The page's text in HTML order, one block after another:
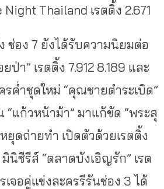
Thailand เรตติ้ง 2.671
ช่อง 7 ยังได้รับความนิยมต่อ
ป่า” เรตติ้ง 7.912 8.189 และ
ค่ำชุดใหม่ “คุณชายตำระเบิด”
“แก้วหน้าม้า” มาแก้ขัด “พระสุ
ยุดถ่ายทำ เปิดตัวด้วยเรตติ้ง
นิซีรีส์ “ตลาดบังเอิญรัก” เรต
จอคู่แข่งละครรีรันช่อง 3 ได้